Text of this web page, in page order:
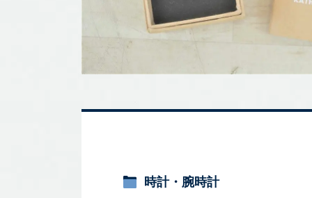
時計・腕時計